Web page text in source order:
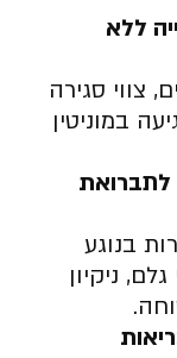
ללא
צווי סגירה
במוניטין
לתברואת
בנוגע
ניקיון